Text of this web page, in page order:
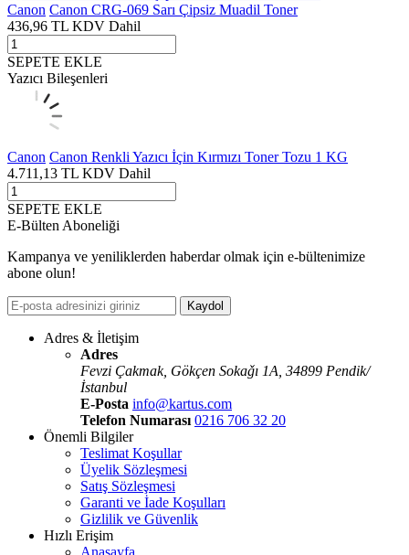
Canon Canon CRG-069 Sarı Çipsiz Muadil Toner
436,96 TL KDV Dahil
SEPETE EKLE
Yazıcı Bileşenleri
Canon Canon Renkli Yazıcı İçin Kırmızı Toner Tozu 1 KG
4.711,13 TL KDV Dahil
SEPETE EKLE
E-Bülten Aboneliği
Kampanya ve yeniliklerden haberdar olmak için e-bültenimize
abone olun!
Kaydol
Adres & İletişim
Adres
Fevzi Çakmak, Gökçen Sokaǧı 1A, 34899 Pendik/
İstanbul
E-Posta info@kartus.com
Telefon Numarası 0216 706 32 20
Önemli Bilgiler
Teslimat Koşullar
Üyelik Sözleşmesi
Satış Sözleşmesi
Garanti ve İade Koşulları
Gizlilik ve Güvenlik
Hızlı Erişim
Anasayfa